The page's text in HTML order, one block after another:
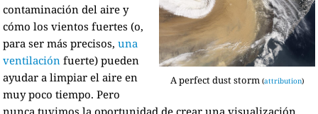
A perfect dust storm (attribution)
contaminación del aire y
cómo los vientos fuertes (o,
para ser más precisos,una
ventilación fuerte) pueden
ayudar a limpiar el aire en
muy poco tiempo. Pero
nunca tuvimos la oportunidad de crear una visualización